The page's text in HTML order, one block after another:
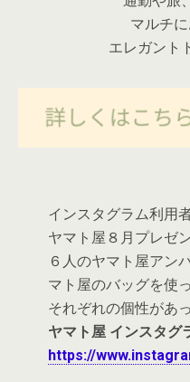
マルチ
エレガント
インスタグラム利用
ヤマト屋８月プレゼ
６人のヤマト屋アン
マト屋のバッグを使
それぞれの個性があ
ヤマト屋 インスタグ
https://